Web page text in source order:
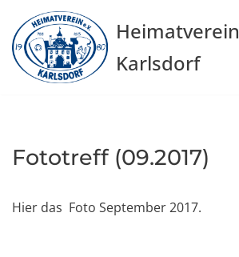
Zum
Inhalt
springen
Heimatverein
Karlsdorf
Fototreff (09.2017)
Hier das Foto September 2017.